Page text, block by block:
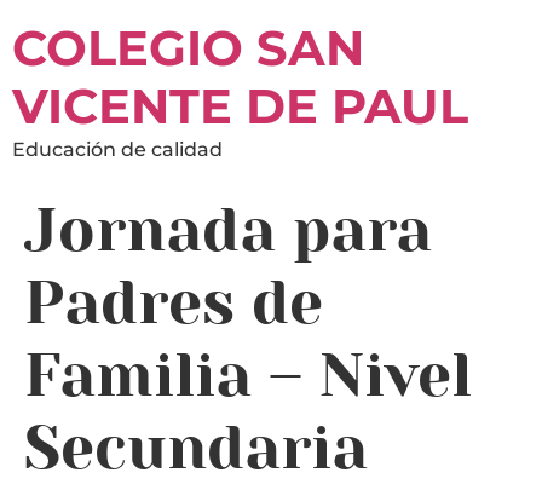
COLEGIO SAN
VICENTE DE PAUL
Educación de calidad
Jornada para
Padres de
Familia – Nivel
Secundaria